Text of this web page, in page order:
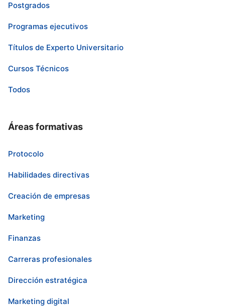
Postgrados
Programas ejecutivos
Títulos de Experto Universitario
Cursos Técnicos
Todos
Áreas formativas
Protocolo
Habilidades directivas
Creación de empresas
Marketing
Finanzas
Carreras profesionales
Dirección estratégica
Marketing digital